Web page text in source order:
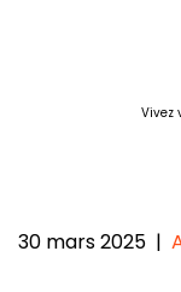
Vivez
30 mars 2025 |